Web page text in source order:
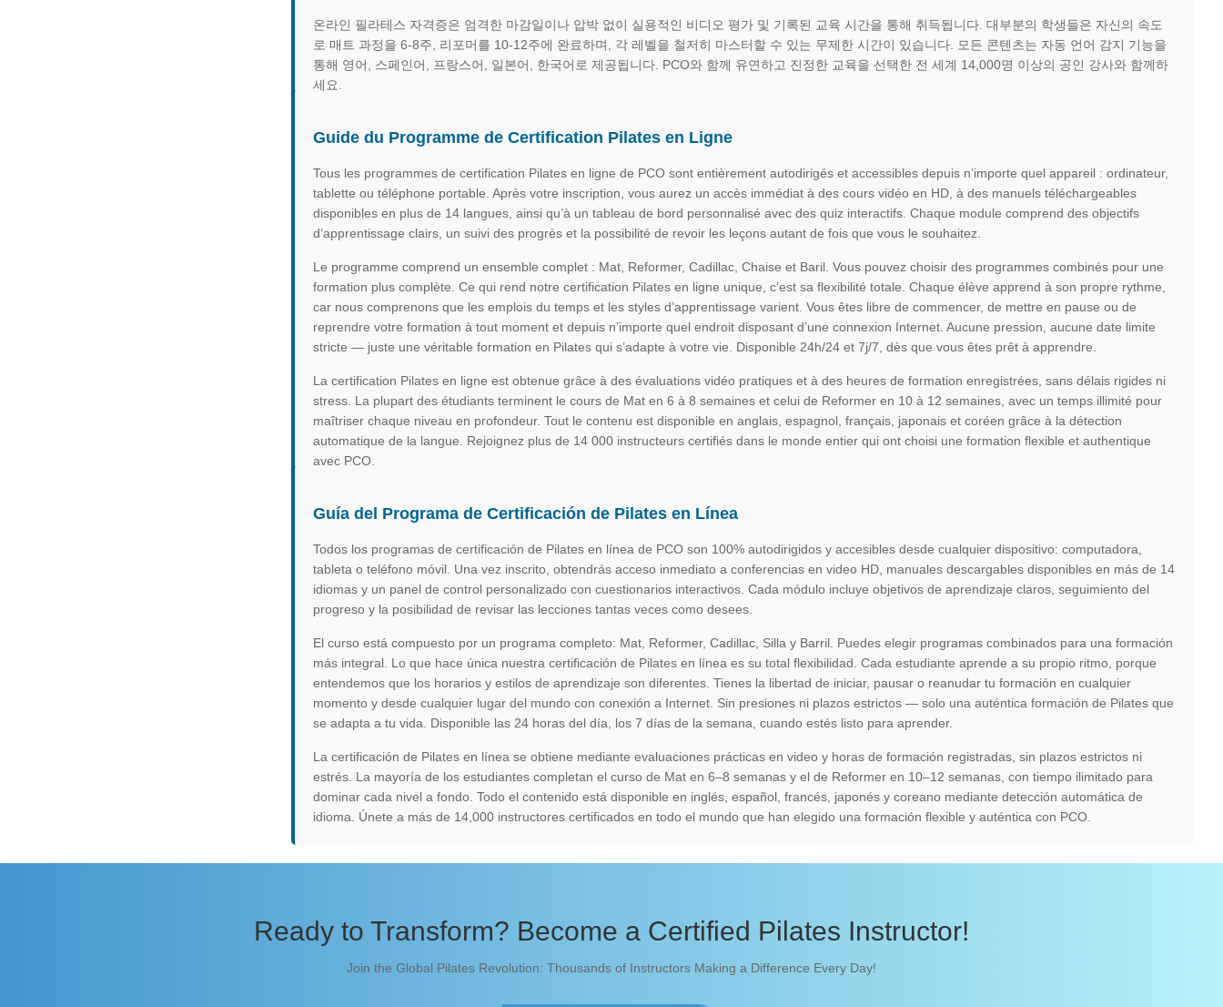
온라인 필라테스 자격증은 엄격한 마감일이나 압박 없이 실용적인 비디오 평가 및 기록된 교육 시간을 통해 취득됩니다. 대부분의 학생들은 자신의 속도
로 매트 과정을 6-8주, 리포머를 10-12주에 완료하며, 각 레벨을 철저히 마스터할 수 있는 무제한 시간이 있습니다. 모든 콘텐츠는 자동 언어 감지 기능을
통해 영어, 스페인어, 프랑스어, 일본어, 한국어로 제공됩니다. PCO와 함께 유연하고 진정한 교육을 선택한 전 세계 14,000명 이상의 공인 강사와 함께하
세요.
Guide du Programme de Certification Pilates en Ligne
Tous les programmes de certification Pilates en ligne de PCO sont entièrement autodirigés et accessibles depuis n’importe quel appareil : ordinateur,
tablette ou téléphone portable. Après votre inscription, vous aurez un accès immédiat à des cours vidéo en HD, à des manuels téléchargeables
disponibles en plus de 14 langues, ainsi qu’à un tableau de bord personnalisé avec des quiz interactifs. Chaque module comprend des objectifs
d’apprentissage clairs, un suivi des progrès et la possibilité de revoir les leçons autant de fois que vous le souhaitez.
Le programme comprend un ensemble complet : Mat, Reformer, Cadillac, Chaise et Baril. Vous pouvez choisir des programmes combinés pour une
formation plus complète. Ce qui rend notre certification Pilates en ligne unique, c’est sa flexibilité totale. Chaque élève apprend à son propre rythme,
car nous comprenons que les emplois du temps et les styles d’apprentissage varient. Vous êtes libre de commencer, de mettre en pause ou de
reprendre votre formation à tout moment et depuis n’importe quel endroit disposant d’une connexion Internet. Aucune pression, aucune date limite
stricte — juste une véritable formation en Pilates qui s’adapte à votre vie. Disponible 24h/24 et 7j/7, dès que vous êtes prêt à apprendre.
La certification Pilates en ligne est obtenue grâce à des évaluations vidéo pratiques et à des heures de formation enregistrées, sans délais rigides ni
stress. La plupart des étudiants terminent le cours de Mat en 6 à 8 semaines et celui de Reformer en 10 à 12 semaines, avec un temps illimité pour
maîtriser chaque niveau en profondeur. Tout le contenu est disponible en anglais, espagnol, français, japonais et coréen grâce à la détection
automatique de la langue. Rejoignez plus de 14 000 instructeurs certifiés dans le monde entier qui ont choisi une formation flexible et authentique
avec PCO.
Guía del Programa de Certificación de Pilates en Línea
Todos los programas de certificación de Pilates en línea de PCO son 100% autodirigidos y accesibles desde cualquier dispositivo: computadora,
tableta o teléfono móvil. Una vez inscrito, obtendrás acceso inmediato a conferencias en video HD, manuales descargables disponibles en más de 14
idiomas y un panel de control personalizado con cuestionarios interactivos. Cada módulo incluye objetivos de aprendizaje claros, seguimiento del
progreso y la posibilidad de revisar las lecciones tantas veces como desees.
El curso está compuesto por un programa completo: Mat, Reformer, Cadillac, Silla y Barril. Puedes elegir programas combinados para una formación
más integral. Lo que hace única nuestra certificación de Pilates en línea es su total flexibilidad. Cada estudiante aprende a su propio ritmo, porque
entendemos que los horarios y estilos de aprendizaje son diferentes. Tienes la libertad de iniciar, pausar o reanudar tu formación en cualquier
momento y desde cualquier lugar del mundo con conexión a Internet. Sin presiones ni plazos estrictos — solo una auténtica formación de Pilates que
se adapta a tu vida. Disponible las 24 horas del día, los 7 días de la semana, cuando estés listo para aprender.
La certificación de Pilates en línea se obtiene mediante evaluaciones prácticas en video y horas de formación registradas, sin plazos estrictos ni
estrés. La mayoría de los estudiantes completan el curso de Mat en 6–8 semanas y el de Reformer en 10–12 semanas, con tiempo ilimitado para
dominar cada nivel a fondo. Todo el contenido está disponible en inglés, español, francés, japonés y coreano mediante detección automática de
idioma. Únete a más de 14,000 instructores certificados en todo el mundo que han elegido una formación flexible y auténtica con PCO.
Ready to Transform? Become a Certified Pilates Instructor!
Join the Global Pilates Revolution: Thousands of Instructors Making a Difference Every Day!